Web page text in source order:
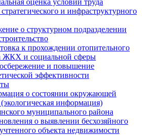
оценка условий труда
и инфраструктурного
о структурном подразделении
к прохождении отопительного
ЖКХ и социальной сферы
и повышение
эффективности
о состоянии окружающей
информация)
муниципального района
о выявлении бесхозяйного
объекта недвижимости